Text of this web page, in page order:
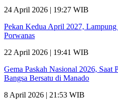
24 April 2026 | 19:27 WIB
Pekan Kedua April 2027,
Porwanas
22 April 2026 | 19:41 WIB
Gema Paskah Nasional 2026, Saat
Bangsa Bersatu di Manado
8 April 2026 | 21:53 WIB